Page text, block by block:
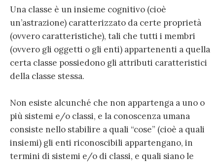
Una classe è un insieme cognitivo (cioè
un’astrazione) caratterizzato da certe proprietà
(ovvero caratteristiche), tali che tutti i membri
(ovvero gli oggetti o gli enti) appartenenti a quella
certa classe possiedono gli attributi caratteristici
della classe stessa.
Non esiste alcunché che non appartenga a uno o
più sistemi e/o classi, e la conoscenza umana
consiste nello stabilire a quali “cose” (cioè a quali
insiemi) gli enti riconoscibili appartengano, in
termini di sistemi e/o di classi, e quali siano le